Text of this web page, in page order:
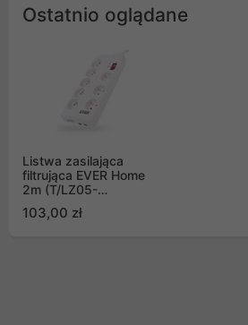
Ostatnio oglądane
Listwa zasilająca
filtrująca EVER Home
2m (T/LZ05-
103,00 zł